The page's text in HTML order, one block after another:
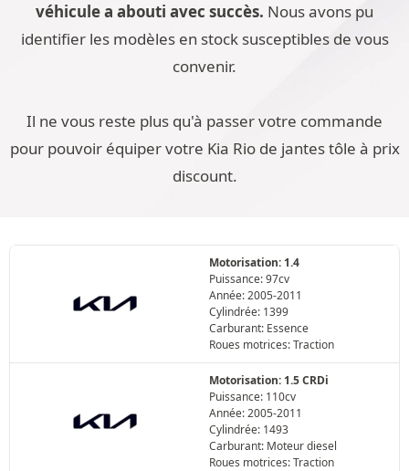
véhicule a abouti avec succès. Nous avons pu
identifier les modèles en stock susceptibles de vous
convenir.
Il ne vous reste plus qu'à passer votre commande
pour pouvoir équiper votre Kia Rio de jantes tôle à prix
discount.
Motorisation: 1.4
Puissance: 97cv
Année: 2005-2011
Cylindrée: 1399
Carburant: Essence
Roues motrices: Traction
Motorisation: 1.5 CRDi
Puissance: 110cv
Année: 2005-2011
Cylindrée: 1493
Carburant: Moteur diesel
Roues motrices: Traction